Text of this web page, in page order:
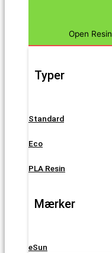
Open Resin
Typer
Standard
Eco
PLA Resin
Mærker
eSun